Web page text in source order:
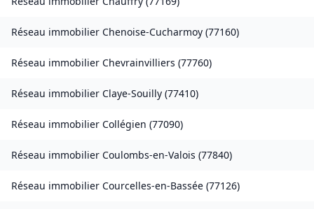
Réseau immobilier Chenoise-Cucharmoy (77160)
Réseau immobilier Chevrainvilliers (77760)
Réseau immobilier Claye-Souilly (77410)
Réseau immobilier Collégien (77090)
Réseau immobilier Coulombs-en-Valois (77840)
Réseau immobilier Courcelles-en-Bassée (77126)